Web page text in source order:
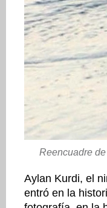
Reencuadre
Aylan Kurdi, el
entró en la